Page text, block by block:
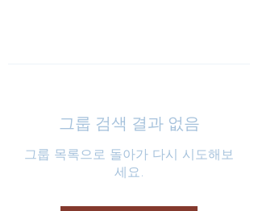
그룹 검색 결과 없음
그룹 목록으로 돌아가 다시 시도해보
세요.